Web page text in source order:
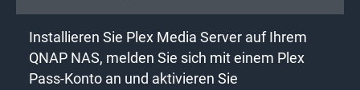
Installieren Sie Plex Media Server auf Ihrem
QNAP NAS, melden Sie sich mit einem Plex
Pass-Konto an und aktivieren Sie